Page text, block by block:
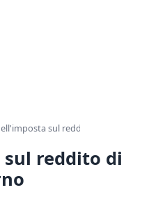
sul reddito
sul reddito di